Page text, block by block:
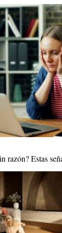
razón? Estas